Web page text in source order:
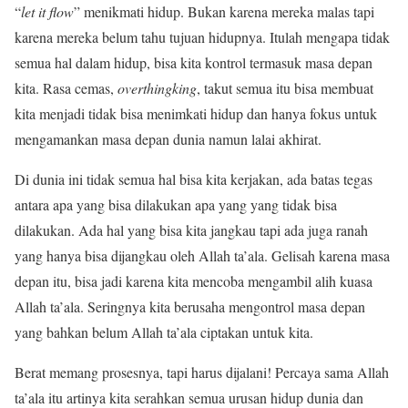
“let it flow” menikmati hidup. Bukan karena mereka malas tapi
karena mereka belum tahu tujuan hidupnya. Itulah mengapa tidak
semua hal dalam hidup, bisa kita kontrol termasuk masa depan
kita. Rasa cemas, overthingking, takut semua itu bisa membuat
kita menjadi tidak bisa menimkati hidup dan hanya fokus untuk
mengamankan masa depan dunia namun lalai akhirat.
Di dunia ini tidak semua hal bisa kita kerjakan, ada batas tegas
antara apa yang bisa dilakukan apa yang yang tidak bisa
dilakukan. Ada hal yang bisa kita jangkau tapi ada juga ranah
yang hanya bisa dijangkau oleh Allah ta’ala. Gelisah karena masa
depan itu, bisa jadi karena kita mencoba mengambil alih kuasa
Allah ta’ala. Seringnya kita berusaha mengontrol masa depan
yang bahkan belum Allah ta’ala ciptakan untuk kita.
Berat memang prosesnya, tapi harus dijalani! Percaya sama Allah
ta’ala itu artinya kita serahkan semua urusan hidup dunia dan